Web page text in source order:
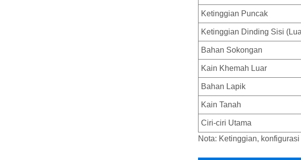
Ketinggian Puncak
Ketinggian Dinding Sisi
Bahan Sokongan
Kain Khemah Luar
Bahan Lapik
Kain Tanah
Ciri-ciri Utama
Nota: Ketinggian,